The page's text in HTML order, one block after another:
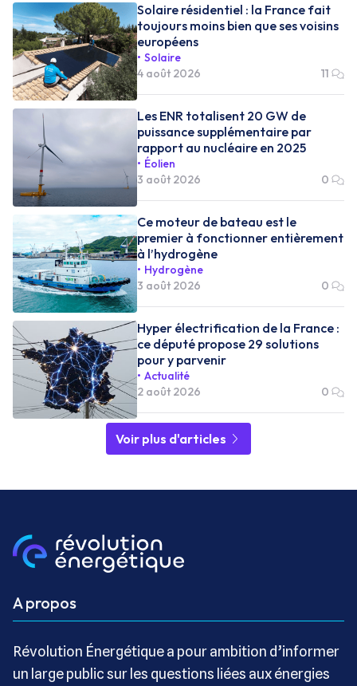
Solaire résidentiel : la France fait
toujours moins bien que ses voisins
européens
Solaire
4 août 2026
11
Les ENR totalisent 20 GW de
puissance supplémentaire par
rapport au nucléaire en 2025
Éolien
3 août 2026
0
Ce moteur de bateau est le
premier à fonctionner entièrement
à l’hydrogène
Hydrogène
3 août 2026
0
Hyper électrification de la France :
ce député propose 29 solutions
pour y parvenir
Actualité
2 août 2026
0
Voir plus d'articles
A propos
Révolution Énergétique a pour ambition d’informer
un large public sur les questions liées aux énergies